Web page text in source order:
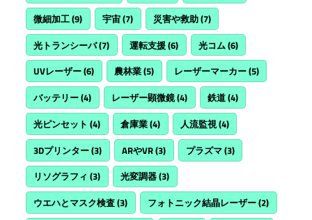
微細加工(9) 宇宙(7) 災害や救助(7)
光トランシーバ(7) 運転支援(6) 光コム(6)
UVレーザー(6) 農林業(5) レーザーマーカー(5)
バッテリー(4) レーザー顕微鏡(4) 鉄道(4)
光ピンセット (4) 倉庫業(4) 人流監視(4)
3Dプリンター(3) ARやVR(3) プラズマ(3)
リソグラフィ (3) 光変調器(3)
ウエハとマスク検査(3) フォトニック結晶レーザー(2)